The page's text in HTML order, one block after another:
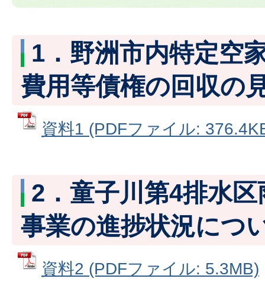
1．野洲市内特定空
費用等債権の回収の
資料1 (PDFファイル:
2．童子川第4排水
事業の進捗状況につ
資料2 (PDFファイル: 5.3MB)